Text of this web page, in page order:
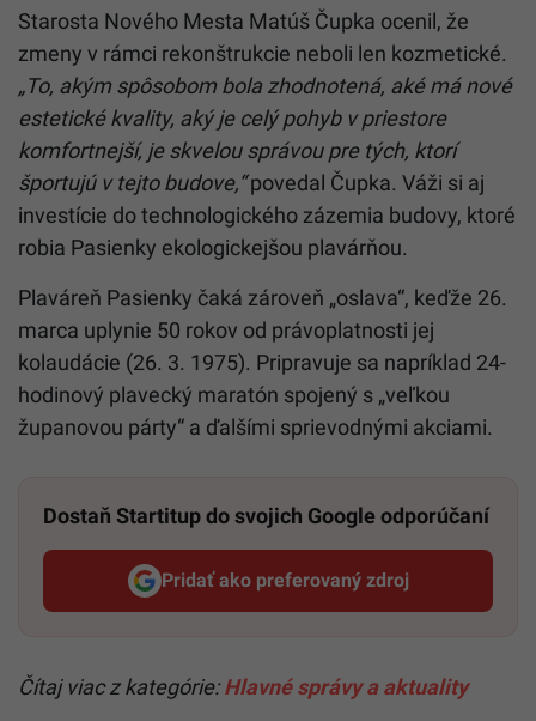
Starosta Nového Mesta Matúš Čupka ocenil, že
zmeny v rámci rekonštrukcie neboli len kozmetické.
„To, akým spôsobom bola zhodnotená, aké má nové
estetické kvality, aký je celý pohyb v priestore
komfortnejší, je skvelou správou pre tých, ktorí
športujú v tejto budove,“povedal Čupka. Váži si aj
investície do technologického zázemia budovy, ktoré
robia Pasienky ekologickejšou plavárňou.
Plaváreň Pasienky čaká zároveň „oslava“, keďže 26.
marca uplynie 50 rokov od právoplatnosti jej
kolaudácie (26. 3. 1975). Pripravuje sa napríklad 24-
hodinový plavecký maratón spojený s „veľkou
županovou párty“ a ďalšími sprievodnými akciami.
Dostaň Startitup do svojich Google odporúčaní
Pridať ako preferovaný zdroj
Startitup, odkaz sa otvorí v
Čítaj viac z kategórie:Hlavné správy a aktuality